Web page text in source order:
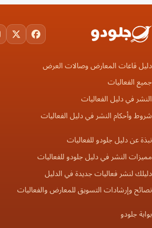
Facebook
X
دليل قاعات المعارض وصالات العرض
جميع الفعاليات
النشر في دليل الفعاليات
شروط وأحكام النشر في دليل الفعاليات
نبذة عن دليل جلودو للفعاليات
مميزات النشر في دليل جلودو للفعاليات
دليلك لنشر فعاليات جديدة في الدليل
نصائح وإرشادات التسويق للمعارض والفعاليات
بوابة جلودو